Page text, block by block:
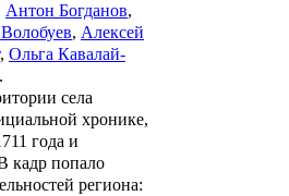
Антон Богданов,
, Алексей
, Ольга Кавалай-
села
хронике,
года и
кадр попало
региона: